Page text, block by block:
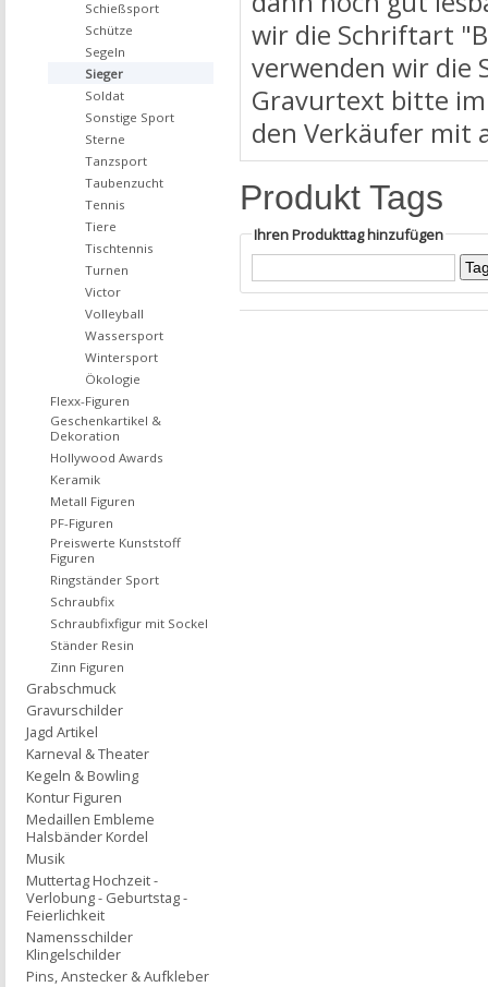
wir die Schriftart
verwenden wir die
Gravurtext bitte
den Verkäufer mit
Produkt Tags
Ihren Produkttag hinzufügen
Schießsport
Schütze
Segeln
Sieger
Soldat
Sonstige Sport
Sterne
Tanzsport
Taubenzucht
Tennis
Tiere
Tischtennis
Turnen
Victor
Volleyball
Wassersport
Wintersport
Ökologie
Flexx-Figuren
Geschenkartikel &
Dekoration
Hollywood Awards
Keramik
Metall Figuren
PF-Figuren
Preiswerte Kunststoff
Figuren
Ringständer Sport
Schraubfix
Schraubfixfigur mit Sockel
Ständer Resin
Zinn Figuren
Grabschmuck
Gravurschilder
Jagd Artikel
Karneval & Theater
Kegeln & Bowling
Kontur Figuren
Medaillen Embleme
Halsbänder Kordel
Musik
Muttertag Hochzeit -
Verlobung - Geburtstag -
Feierlichkeit
Namensschilder
Klingelschilder
Pins, Anstecker & Aufkleber